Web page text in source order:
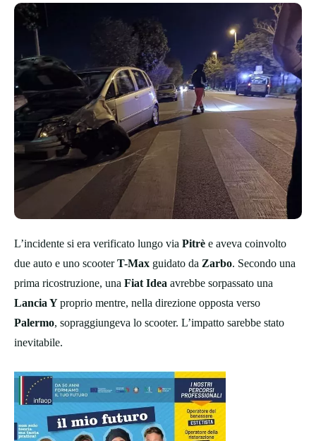
L’incidente si era verificato lungo via Pitrè e aveva coinvolto
due auto e uno scooterT-Max guidato da Zarbo. Secondo una
prima ricostruzione, una Fiat Idea avrebbe sorpassato una
Lancia Yproprio mentre, nella direzione opposta verso
Palermo, sopraggiungeva lo scooter. L’impatto sarebbe stato
inevitabile.